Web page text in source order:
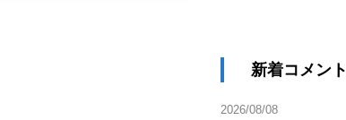
新着コメント
2026/08/08